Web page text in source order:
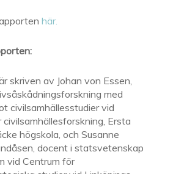
här.
skriven av Johan von Essen,
med
civilsamhällesstudier vid
Ersta
högskola, och Susanne
docent i statsvetenskap
vid Centrum för